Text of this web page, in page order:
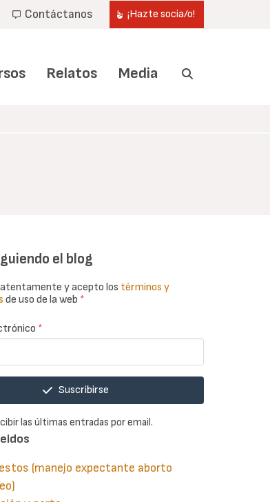
Contáctanos ¡Hazte socia/o!
Relatos Media
el blog
atentamente y acepto los términos y
de uso de la web *
*
Suscribirse
las últimas entradas por email.
(manejo expectante aborto